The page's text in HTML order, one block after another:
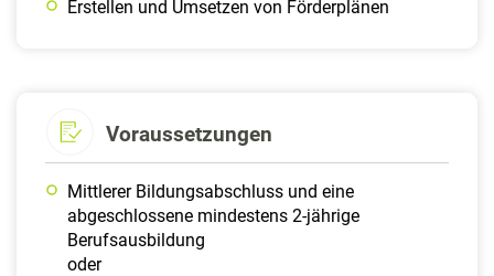
Erstellen und Umsetzen von Förderplänen
Voraussetzungen
Mittlerer Bildungsabschluss und eine
abgeschlossene mindestens 2-jährige
Berufsausbildung
oder